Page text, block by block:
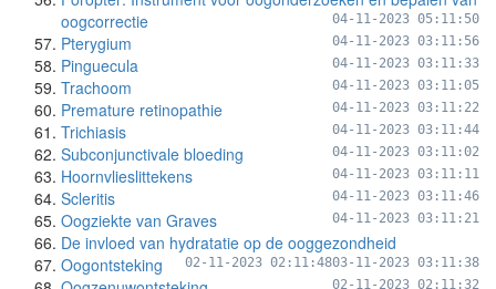
oogcorrectie
04-11-2023 05:11:50
Pterygium 04-11-2023 03:11:56
Pinguecula 04-11-2023 03:11:33
Trachoom 04-11-2023 03:11:05
Premature retinopathie 04-11-2023 03:11:22
Trichiasis 04-11-2023 03:11:44
Subconjunctivale bloeding 04-11-2023 03:11:02
Hoornvlieslittekens 04-11-2023 03:11:11
Scleritis 04-11-2023 03:11:46
Oogziekte van Graves 04-11-2023 03:11:21
De invloed van hydratatie op de ooggezondheid
03-11-2023 03:11:38
Oogontsteking 02-11-2023 02:11:48
02-11-2023 02:11:32